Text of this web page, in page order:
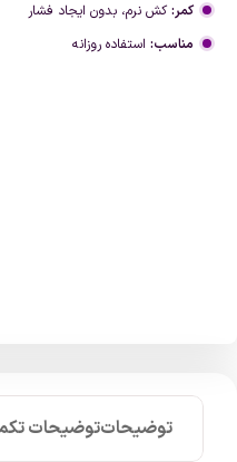
کمر: کش نرم، بدون ایجاد فشار
مناسب: استفاده روزانه
توضیحاتتوضیحات